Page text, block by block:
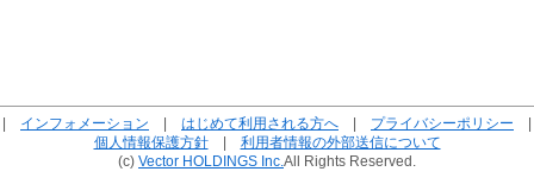
インフォメーション | はじめて利用される方へ | プライバシーポリシー
個人情報保護方針| 利用者情報の外部送信について
(c) Vector HOLDINGS Inc. All Rights Reserved.